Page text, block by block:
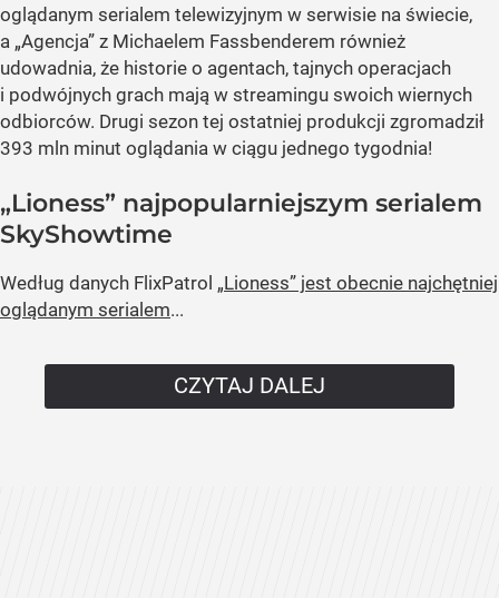
oglądanym serialem telewizyjnym w serwisie na świecie,
a „Agencja” z Michaelem Fassbenderem również
udowadnia, że historie o agentach, tajnych operacjach
i podwójnych grach mają w streamingu swoich wiernych
odbiorców. Drugi sezon tej ostatniej produkcji zgromadził
393 mln minut oglądania w ciągu jednego tygodnia!
„Lioness” najpopularniejszym serialem
SkyShowtime
Według danych FlixPatrol „Lioness” jest obecnie najchętniej
oglądanym serialem...
CZYTAJ DALEJ